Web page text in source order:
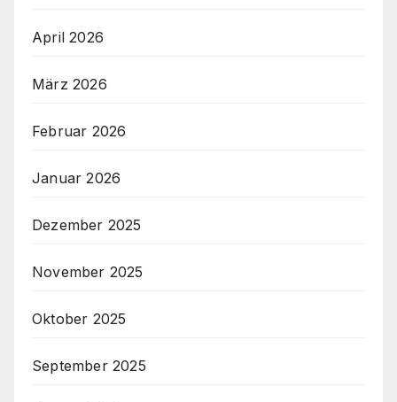
April 2026
März 2026
Februar 2026
Januar 2026
Dezember 2025
November 2025
Oktober 2025
September 2025